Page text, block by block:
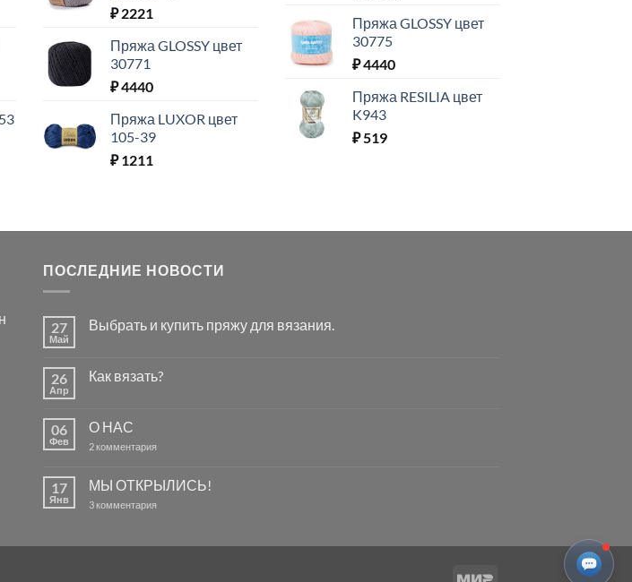
₽2221
Пряжа GLOSSY цвет
30771
₽4440
Пряжа LUXOR цвет
105-39
₽1211
Пряжа GLOSSY цвет
30775
₽4440
Пряжа RESILIA цвет
K943
₽519
ПОСЛЕДНИЕ НОВОСТИ
27
Май
Выбрать и купить пряжу для вязания.
Выбрать
для
вязания.
26
Апр
Как вязать?
Как
06
Фев
О НАС
2 комментария
НАС
17
Янв
МЫ ОТКРЫЛИСЬ!
3 комментария
Mir